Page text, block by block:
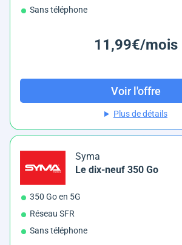
Sans téléphone
11,99€/mois
Voir l'offre
Plus de détails
Syma
Le dix-neuf 350 Go
350 Go en 5G
Réseau SFR
Sans téléphone